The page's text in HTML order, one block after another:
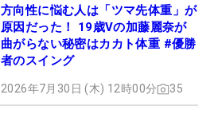
方向性に悩む人は「ツマ先体重」が
原因だった！ 19歳Vの加藤麗奈が
曲がらない秘密はカカト体重 #優勝
者のスイング
2026年7月30日 (木) 12時00分 35